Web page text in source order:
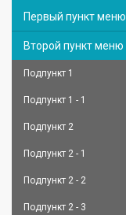
Первый пункт меню
Второй пункт меню
Подпункт 1
Подпункт 1 - 1
Подпункт 2
Подпункт 2 - 1
Подпункт 2 - 2
Подпункт 2 - 3